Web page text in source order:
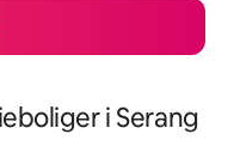
i Serang